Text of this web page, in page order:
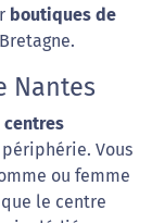
boutiques de
Nantes
centres
Vous
ou femme
le centre